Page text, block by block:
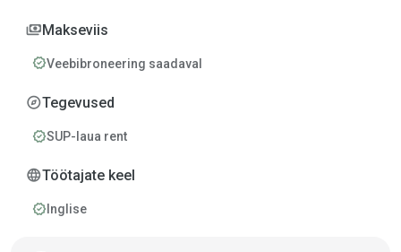
paymentsMakseviis
verifiedVeebibroneering saadaval
exploreTegevused
verifiedSUP-laua rent
languageTöötajate keel
verified Inglise